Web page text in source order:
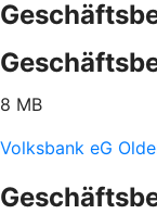
8 MB
Volksbank eG